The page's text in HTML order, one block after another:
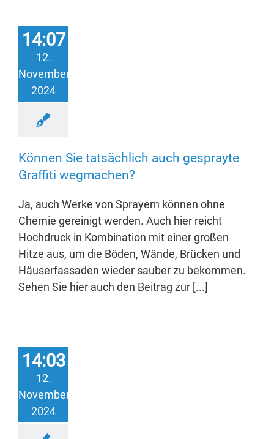
14:07
12.
November
2024
Können Sie tatsächlich auch gesprayte
Graffiti wegmachen?
Ja, auch Werke von Sprayern können ohne
Chemie gereinigt werden. Auch hier reicht
Hochdruck in Kombination mit einer großen
Hitze aus, um die Böden, Wände, Brücken und
Häuserfassaden wieder sauber zu bekommen.
Sehen Sie hier auch den Beitrag zur [...]
14:03
12.
November
2024